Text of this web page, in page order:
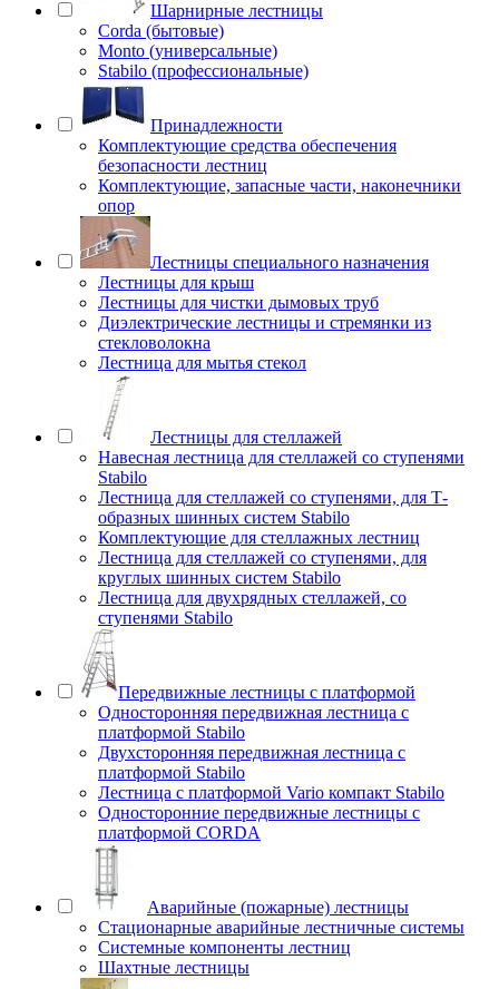
Шарнирные лестницы
Corda (бытовые)
Monto (универсальные)
Stabilo (профессиональные)
Принадлежности
Комплектующие средства обеспечения
безопасности лестниц
Комплектующие, запасные части, наконечники
опор
Лестницы специального назначения
Лестницы для крыш
Лестницы для чистки дымовых труб
Диэлектрические лестницы и стремянки из
стекловолокна
Лестница для мытья стекол
Лестницы для стеллажей
Навесная лестница для стеллажей со ступенями
Stabilo
Лестница для стеллажей со ступенями, для Т-
образных шинных систем Stabilo
Комплектующие для стеллажных лестниц
Лестница для стеллажей со ступенями, для
круглых шинных систем Stabilo
Лестница для двухрядных стеллажей, со
ступенями Stabilo
Передвижные лестницы с платформой
Односторонняя передвижная лестница с
платформой Stabilo
Двухсторонняя передвижная лестница с
платформой Stabilo
Лестница с платформой Vario компакт Stabilo
Односторонние передвижные лестницы с
платформой CORDA
Аварийные (пожарные) лестницы
Стационарные аварийные лестничные системы
Системные компоненты лестниц
Шахтные лестницы